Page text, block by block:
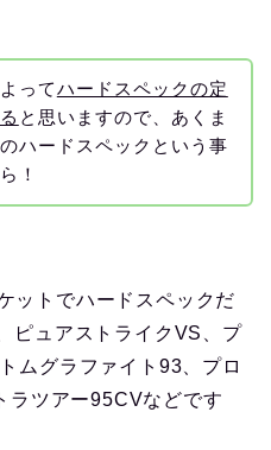
ってハードスペックの定
と思いますので、あくま
ハードスペックという事
！
ットでハードスペックだ
ピュアストライクVS、プ
ムグラファイト93、プロ
ラツアー95CVなどです